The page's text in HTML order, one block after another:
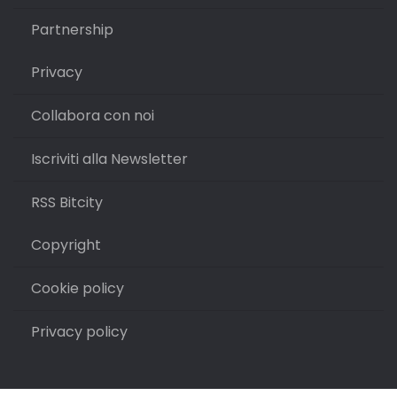
Partnership
Privacy
Collabora con noi
Iscriviti alla Newsletter
RSS Bitcity
Copyright
Cookie policy
Privacy policy